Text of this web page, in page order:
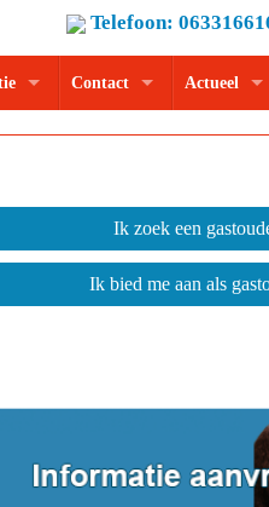
Telefoon:
Contact Actueel
Ik zoek een
Ik bied me aan als